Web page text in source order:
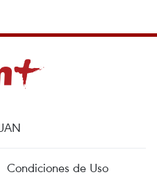
Condiciones de Uso